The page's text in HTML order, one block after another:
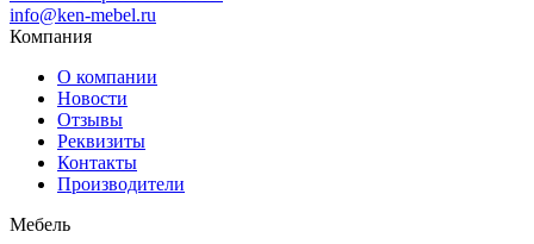
info@ken-mebel.ru
Компания
О компании
Новости
Отзывы
Реквизиты
Контакты
Производители
Мебель